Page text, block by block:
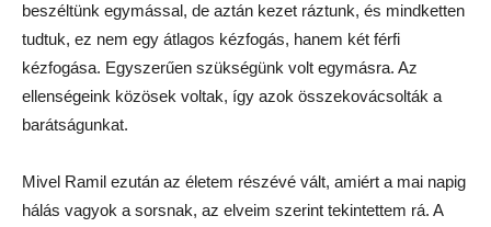
beszéltünk egymással, de aztán kezet ráztunk, és mindketten
tudtuk, ez nem egy átlagos kézfogás, hanem két férfi
kézfogása. Egyszerűen szükségünk volt egymásra. Az
ellenségeink közösek voltak, így azok összekovácsolták a
barátságunkat.
Mivel Ramil ezután az életem részévé vált, amiért a mai napig
hálás vagyok a sorsnak, az elveim szerint tekintettem rá. A